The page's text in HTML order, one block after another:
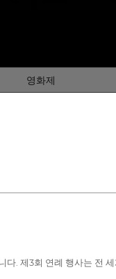
영화제
. 제3회 연례 행사는 전